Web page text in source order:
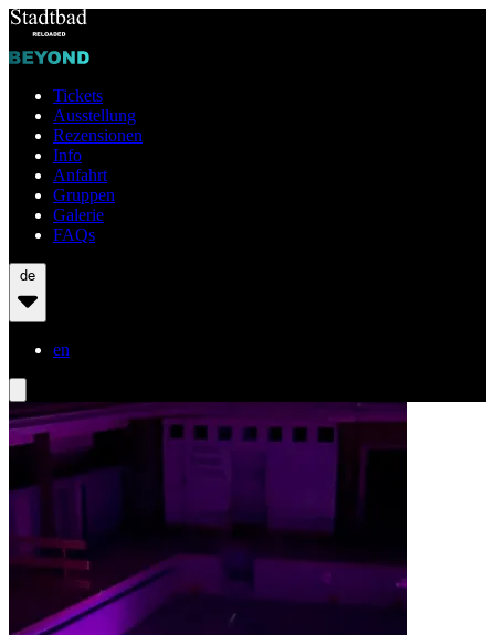
Tickets
Ausstellung
Rezensionen
Info
Anfahrt
Gruppen
Galerie
FAQs
de
en